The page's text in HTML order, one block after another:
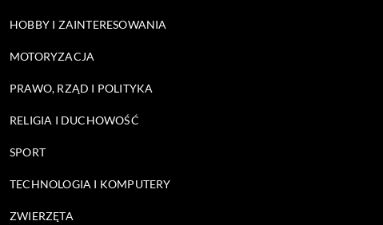
HOBBY I ZAINTERESOWANIA
MOTORYZACJA
PRAWO, RZĄD I POLITYKA
RELIGIA I DUCHOWOŚĆ
SPORT
TECHNOLOGIA I KOMPUTERY
ZWIERZĘTA